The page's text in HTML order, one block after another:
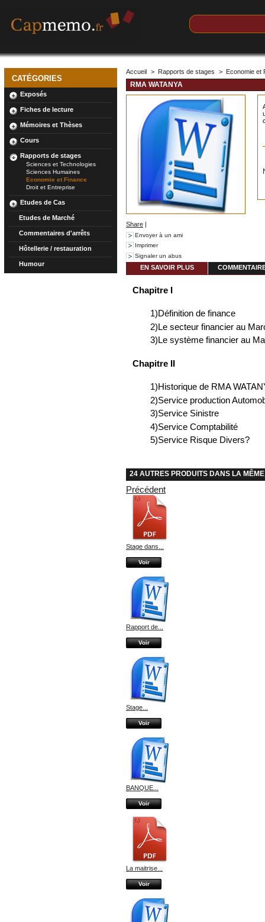
CATÉGORIES
Exposés
Fiches de lecture
Mémoires et Thèses
Cours
Rapports de stages
Sciences et Technologies
Sciences Humaines
Economie et Finance
Droit et Entreprise
Etudes de Cas
Etudes de Marché
Commentaires d'arrêts
Hôtellerie / restauration
Humour
Accueil > Rapports de stages > Economie et
RMA WATANYA
Share |
Envoyer à un ami
Imprimer
Signaler un abus
EN SAVOIR PLUS
Chapitre I
1)Définition de finance
2)Le secteur financier au
3)Le système financier au
Chapitre II
1)Historique de RMA
2)Service production
3)Service Sinistre
4)Service Comptabilité
5)Service Risque Divers?
24 AUTRES PRODUITS DANS LA
Précédent
Stage dans...
Voir
Rapport de...
Voir
Stage...
Voir
BANQUE...
Voir
La maitrise...
Voir